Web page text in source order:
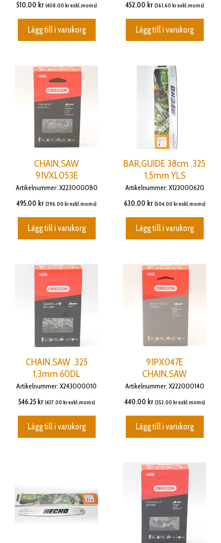
510.00 kr (408.00 krexkl.moms)
Lägg till i varukorg
452.00 kr (361.60 krexkl.moms)
Lägg till i varukorg
CHAIN,SAW
91VXL053E
Artikelnummer: X223000080
495.00 kr (396.00 krexkl.moms)
Lägg till i varukorg
BAR,GUIDE 38cm .325
1,5mm YLS
Artikelnummer: X123000620
630.00 kr (504.00 krexkl.moms)
Lägg till i varukorg
CHAIN,SAW .325
1,3mm 60DL
Artikelnummer: X243000010
546.25 kr (437.00 krexkl.moms)
Lägg till i varukorg
91PX047E
CHAIN,SAW
Artikelnummer: X222000140
440.00 kr (352.00 krexkl.moms)
Lägg till i varukorg